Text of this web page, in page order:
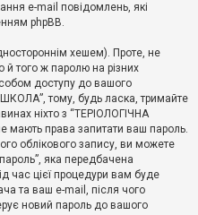
e-mail повідомлень, які
phpBB.
хешем). Проте, не
того ж паролю на різних
доступу до вашого
тому, будь ласка, тримайте
ніхто з “ТЕРІОЛОГІЧНА
мають права запитати ваш пароль.
облікового запису, ви можете
яка передбачена
час цієї процедури вам буде
та ваш e-mail, після чого
новий пароль до вашого